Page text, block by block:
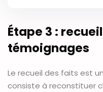
Étape 3 :
témoignages
Le recueil des faits est
consiste à reconstituer